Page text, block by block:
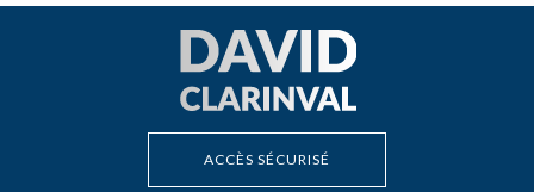
ACCÈS SÉCURISÉ